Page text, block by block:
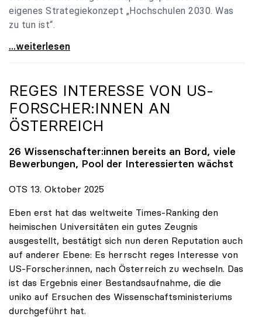
eigenes Strategiekonzept „Hochschulen 2030. Was
zu tun ist“.
Universitäten: Hochschulstrategie 2040 muss eine
...weiterlesen
REGES INTERESSE VON US-
FORSCHER:INNEN AN
ÖSTERREICH
26 Wissenschafter:innen bereits an Bord, viele
Bewerbungen, Pool der Interessierten wächst
OTS 13. Oktober 2025
Eben erst hat das weltweite Times-Ranking den
heimischen Universitäten ein gutes Zeugnis
ausgestellt, bestätigt sich nun deren Reputation auch
auf anderer Ebene: Es herrscht reges Interesse von
US-Forscher:innen, nach Österreich zu wechseln. Das
ist das Ergebnis einer Bestandsaufnahme, die die
uniko auf Ersuchen des Wissenschaftsministeriums
durchgeführt hat.